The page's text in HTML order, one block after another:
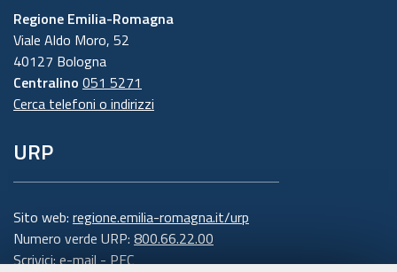
Regione Emilia-Romagna
Viale Aldo Moro, 52
40127 Bologna
Centralino 051 5271
Cerca telefoni o indirizzi
URP
Sito web: regione.emilia-romagna.it/urp
Numero verde URP: 800.66.22.00
Scrivici:e-mail-PEC